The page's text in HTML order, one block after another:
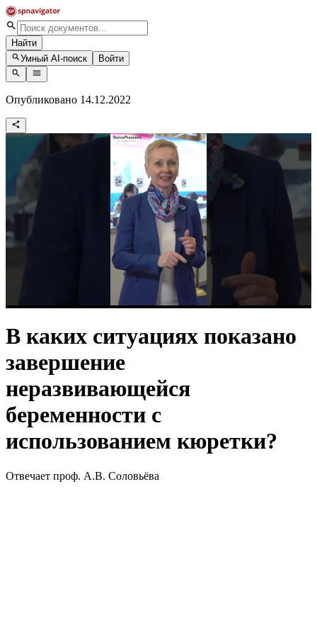
Найти
Умный AI-поиск
Войти
Опубликовано 14.12.2022
В каких ситуациях показано
завершение
неразвивающейся
беременности с
использованием кюретки?
Отвечает проф. А.В. Соловьёва